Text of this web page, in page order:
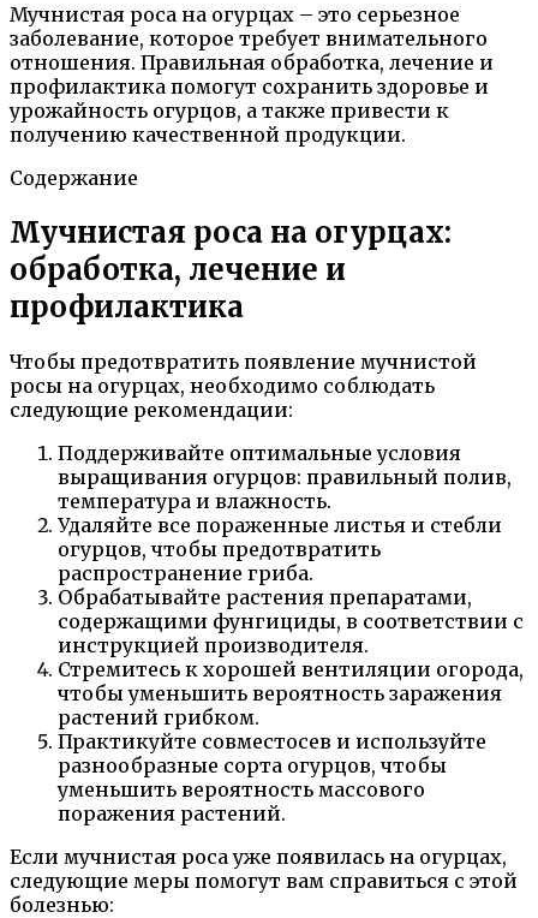
Мучнистая роса на огурцах – это серьезное
заболевание, которое требует внимательного
отношения. Правильная обработка, лечение и
профилактика помогут сохранить здоровье и
урожайность огурцов, а также привести к
получению качественной продукции.
Содержание
Мучнистая роса на огурцах:
обработка, лечение и
профилактика
Чтобы предотвратить появление мучнистой
росы на огурцах, необходимо соблюдать
следующие рекомендации:
Поддерживайте оптимальные условия
выращивания огурцов: правильный полив,
температура и влажность.
Удаляйте все пораженные листья и стебли
огурцов, чтобы предотвратить
распространение гриба.
Обрабатывайте растения препаратами,
содержащими фунгициды, в соответствии с
инструкцией производителя.
Стремитесь к хорошей вентиляции огорода,
чтобы уменьшить вероятность заражения
растений грибком.
Практикуйте совместосев и используйте
разнообразные сорта огурцов, чтобы
уменьшить вероятность массового
поражения растений.
Если мучнистая роса уже появилась на огурцах,
следующие меры помогут вам справиться с этой
болезнью: